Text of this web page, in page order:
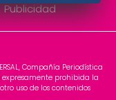
Publicidad
Compañía Periodística
prohibida la
uso de los contenidos